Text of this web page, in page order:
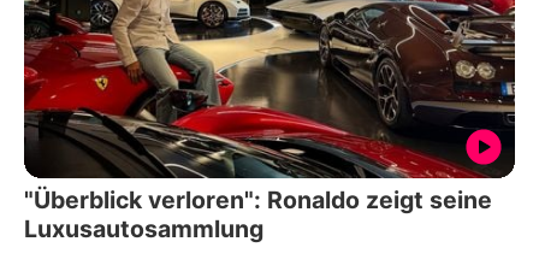
"Überblick verloren": Ronaldo zeigt seine
Luxusautosammlung